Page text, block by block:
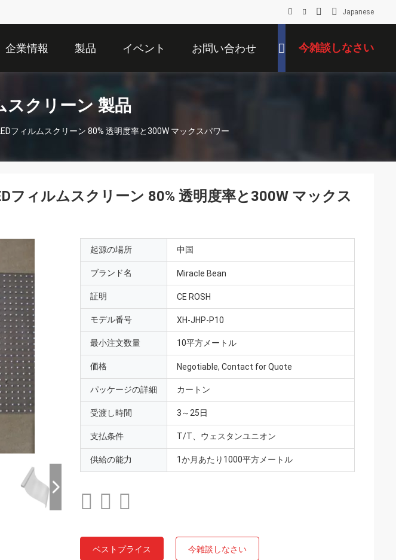
Japanese
企業情報 製品 イベント お問い合わせ 今雑談しなさい
スクリーン 製品
フィルムスクリーン 80% 透明度率と300W マックスパワー
フィルムスクリーン 80% 透明度率と300W マックス
起源の場所 中国
ブランド名 Miracle Bean
証明 CE ROSH
モデル番号 XH-JHP-P10
最小注文数量 10平方メートル
価格 Negotiable, Contact for Quote
パッケージの詳細 カートン
受渡し時間 3～25日
支払条件 T/T、ウェスタンユニオン
供給の能力 1か月あたり1000平方メートル
ベストプライス 今雑談しなさい